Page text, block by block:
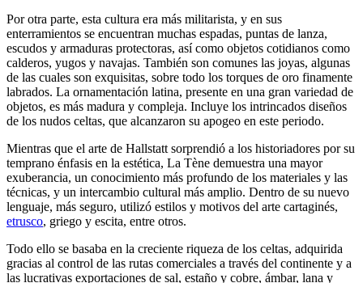
Por otra parte, esta cultura era más militarista, y en sus
enterramientos se encuentran muchas espadas, puntas de lanza,
escudos y armaduras protectoras, así como objetos cotidianos como
calderos, yugos y navajas. También son comunes las joyas, algunas
de las cuales son exquisitas, sobre todo los torques de oro finamente
labrados. La ornamentación latina, presente en una gran variedad de
objetos, es más madura y compleja. Incluye los intrincados diseños
de los nudos celtas, que alcanzaron su apogeo en este periodo.
Mientras que el arte de Hallstatt sorprendió a los historiadores por su
temprano énfasis en la estética, La Tène demuestra una mayor
exuberancia, un conocimiento más profundo de los materiales y las
técnicas, y un intercambio cultural más amplio. Dentro de su nuevo
lenguaje, más seguro, utilizó estilos y motivos del arte cartaginés,
etrusco, griego y escita, entre otros.
Todo ello se basaba en la creciente riqueza de los celtas, adquirida
gracias al control de las rutas comerciales a través del continente y a
las lucrativas exportaciones de sal, estaño y cobre, ámbar, lana y